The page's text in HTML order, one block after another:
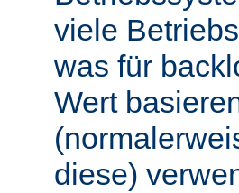
viele
was für
Wert
diese)